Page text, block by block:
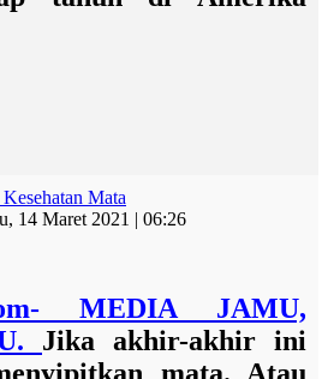
Mata
14 Maret 2021 | 06:26
MEDIA JAMU,
Jika akhir-akhir ini